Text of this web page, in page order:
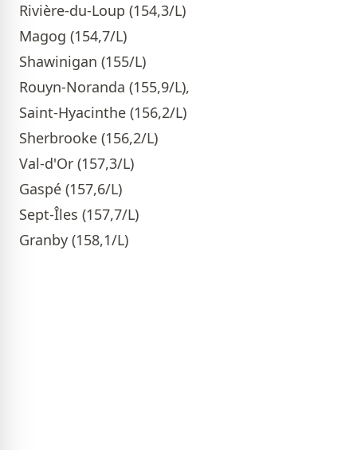
Rivière-du-Loup (154,3/L)
Magog (154,7/L)
Shawinigan (155/L)
Rouyn-Noranda (155,9/L),
Saint-Hyacinthe (156,2/L)
Sherbrooke (156,2/L)
Val-d'Or (157,3/L)
Gaspé (157,6/L)
Sept-Îles (157,7/L)
Granby (158,1/L)